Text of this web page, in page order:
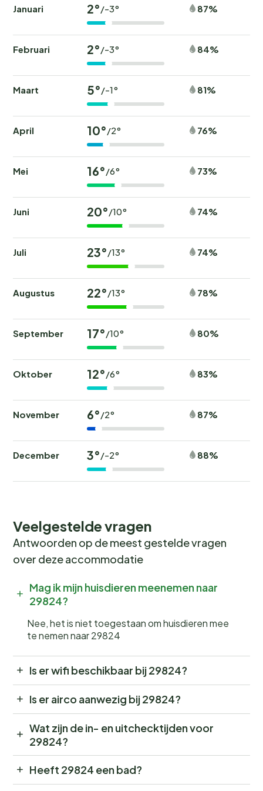
Januari 2°/-3° 87%
Februari 2°/-3° 84%
Maart 5°/-1° 81%
April 10°/2° 76%
Mei 16°/6° 73%
Juni 20°/10° 74%
Juli 23°/13° 74%
Augustus 22°/13° 78%
September 17°/10° 80%
Oktober 12°/6° 83%
November 6°/2° 87%
December 3°/-2° 88%
Veelgestelde vragen
Antwoorden op de meest gestelde vragen
over deze accommodatie
Mag ik mijn huisdieren meenemen naar
29824?
Nee, het is niet toegestaan om huisdieren mee
te nemen naar 29824
Is er wifi beschikbaar bij 29824?
Is er airco aanwezig bij 29824?
Wat zijn de in- en uitchecktijden voor
29824?
Heeft 29824 een bad?